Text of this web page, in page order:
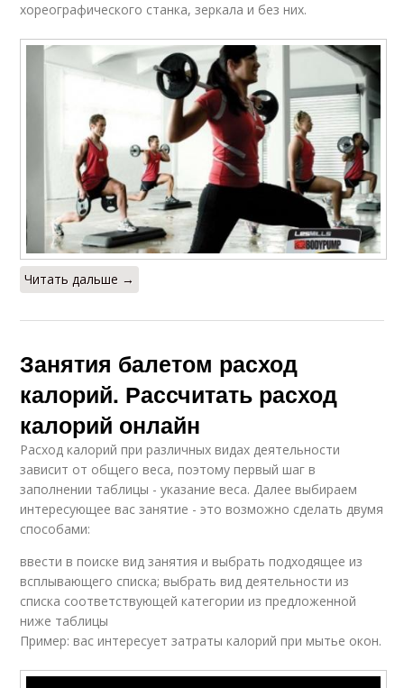
хореографического станка, зеркала и без них.
Читать дальше →
Занятия балетом расход
калорий. Рассчитать расход
калорий онлайн
Расход калорий при различных видах деятельности
зависит от общего веса, поэтому первый шаг в
заполнении таблицы - указание веса. Далее выбираем
интересующее вас занятие - это возможно сделать двумя
способами:
ввести в поиске вид занятия и выбрать подходящее из
всплывающего списка; выбрать вид деятельности из
списка соответствующей категории из предложенной
ниже таблицы
Пример: вас интересует затраты калорий при мытье окон.